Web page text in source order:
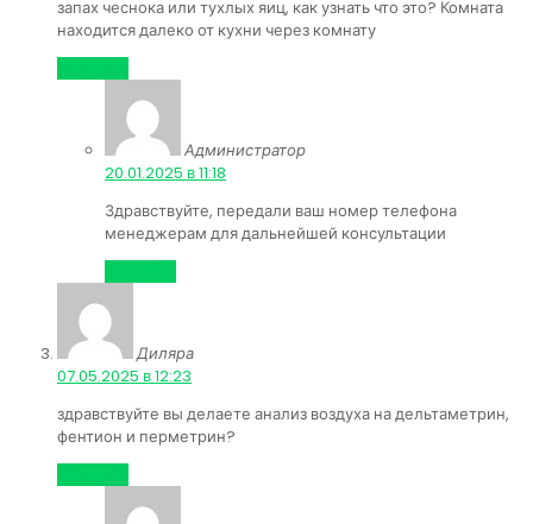
запах чеснока или тухлых яиц, как узнать что это? Комната
находится далеко от кухни через комнату
Администратор
20.01.2025 в 11:18
Здравствуйте, передали ваш номер телефона
менеджерам для дальнейшей консультации
Диляра
07.05.2025 в 12:23
здравствуйте вы делаете анализ воздуха на дельтаметрин,
фентион и перметрин?